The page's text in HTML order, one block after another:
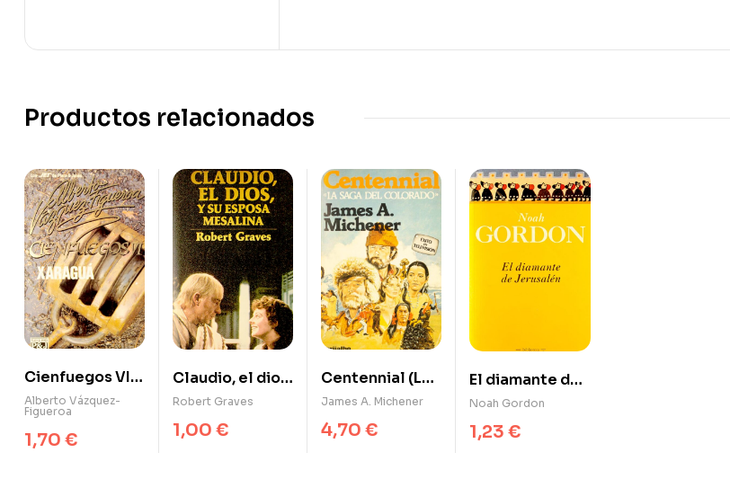
Productos relacionados
Cienfuegos VI:
Xaraguá
Alberto Vázquez-
Figueroa
1,70 €
Claudio, el dios
y su esposa
Mesalina
Robert Graves
1,00 €
Centennial (La
saga del
Colorado)
James A. Michener
4,70 €
El diamante de
Jerusalén
Noah Gordon
1,23 €